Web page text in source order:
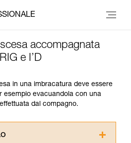
accompagnata
e I’D
in una imbracatura deve essere
esempio evacuandola con una
dal compagno.